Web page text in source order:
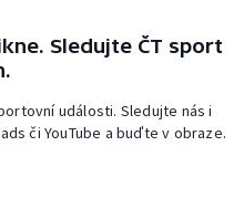
Sledujte ČT sport
události. Sledujte nás i
či YouTube a buďte v obraze.